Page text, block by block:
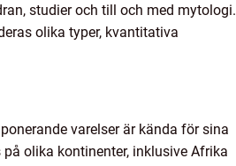
studier och till och med mytologi.
olika typer, kvantitativa
varelser är kända för sina
olika kontinenter, inklusive Afrika